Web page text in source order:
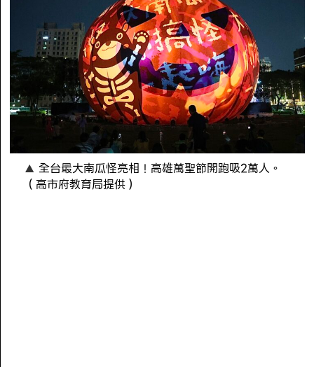
全台最大南瓜怪亮相！高雄萬聖節開跑吸2萬人。
（高市府教育局提供）